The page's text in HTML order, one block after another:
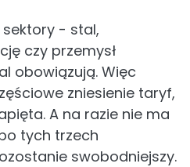
sektory - stal,
czy przemysł
obowiązują. Więc
zniesienie taryf,
A na razie nie ma
tych trzech
swobodniejszy.